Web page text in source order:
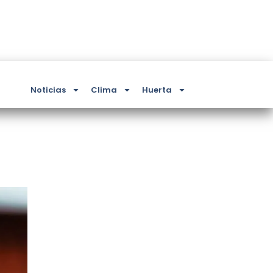
Noticias Clima Huerta